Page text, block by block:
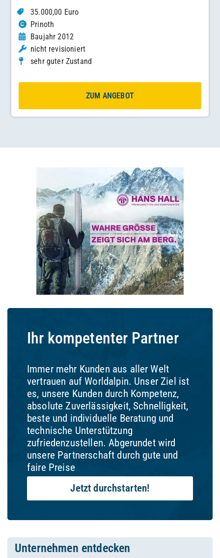
35.000,00 Euro
Prinoth
Baujahr 2012
nicht revisioniert
sehr guter Zustand
ZUM ANGEBOT
Ihr kompetenter Partner
Immer mehr Kunden aus aller Welt
vertrauen auf Worldalpin. Unser Ziel ist
es, unsere Kunden durch Kompetenz,
absolute Zuverlässigkeit, Schnelligkeit,
beste und individuelle Beratung und
technische Unterstützung
zufriedenzustellen. Abgerundet wird
unsere Partnerschaft durch gute und
faire Preise
Jetzt durchstarten!
Unternehmen entdecken